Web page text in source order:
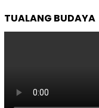
TUALANG BUDAYA